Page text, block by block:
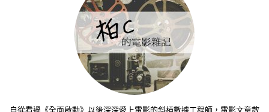
自從看過《全面啟動》以後深深愛上電影的斜槓數據工程師，電影文章散